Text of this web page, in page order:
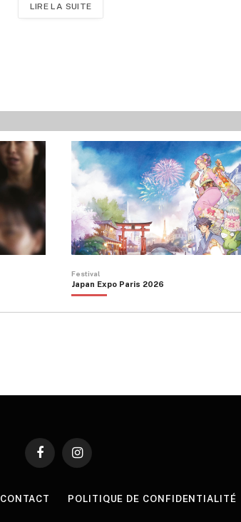
LIRE LA SUITE
Festival
Japan Expo Paris 2026
FacebookInstagram
CONTACT POLITIQUE DE CONFIDENTIALITÉ